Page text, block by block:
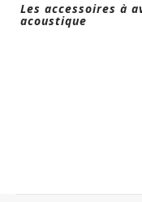
Les accessoires à
acoustique